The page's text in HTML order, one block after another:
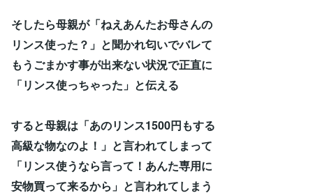
そしたら母親が「ねえあんたお母さんの
リンス使った？」と聞かれ匂いでバレて
もうごまかす事が出来ない状況で正直に
「リンス使っちゃった」と伝える
すると母親は「あのリンス1500円もする
高級な物なのよ！」と言われてしまって
「リンス使うなら言って！あんた専用に
安物買って来るから」と言われてしまう